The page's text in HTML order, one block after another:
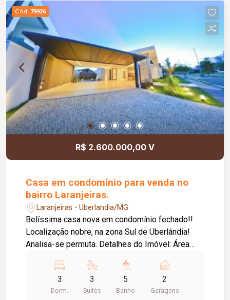
Portinari, - Home cinema reversível para
escritório, - Persianas automatizadas, - Portas
em ACM, - Planejados executados pela Ulian
(cozinha), - Rodapé embutido em toda a casa, -
Ralos ocultos, - Jardim 100% executado, - Bomba
pressurizadora em todas as torneiras e chuveiro
(quente e fria), - Energia fotovoltaica, -
Aquecimento solar, - Piso superior em laminado,
- 02 Lustres modernos 1,5 m de diâmetro, -
Fachada com revestimento em Pedra Madeira e
pele de vidro, - Parede da escada com
revestimento em Pedra Pirenópolis, - Escada e
ilha da cozinha gourmet em pedra Taj, - Mahal, -
pedra,
Cód. 79926
R$ 2.600.000,00 V
Casa em condomínio para venda no
bairro Laranjeiras.
Laranjeiras - Uberlandia/MG
Belíssima casa nova em condomínio fechado!!
Localização nobre, na zona Sul de Uberlândia!
Analisa-se permuta. Detalhes do Imóvel: Área
Estrutura e Lazer: Garagem para 02 veículos,
varanda gourmet integrada com a garagem e
vestiário, piscina aquecida, sala de estar e jantar,
3
Dorm.
3
Suítes
5
Banho
2
Garagens